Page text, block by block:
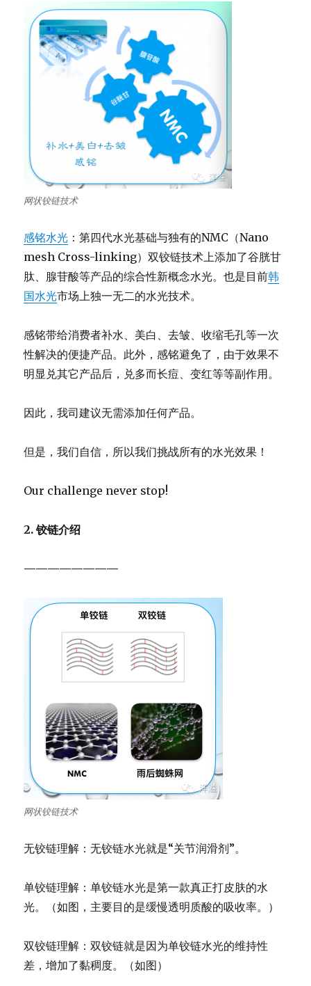
网状铰链技术
感铭水光 ：第四代水光基础与独有的NMC（Nano
mesh Cross-linking）双铰链技术上添加了谷胱甘
肽、腺苷酸等产品的综合性新概念水光。也是目前韩
国水光市场上独一无二的水光技术。
感铭带给消费者补水、美白、去皱、收缩毛孔等一次
性解决的便捷产品。此外，感铭避免了，由于效果不
明显兑其它产品后，兑多而长痘、变红等等副作用。
因此，我司建议无需添加任何产品。
但是，我们自信，所以我们挑战所有的水光效果！
Our challenge never stop!
2. 铰链介绍
————————
网状铰链技术
无铰链理解：无铰链水光就是“关节润滑剂”。
单铰链理解：单铰链水光是第一款真正打皮肤的水
光。（如图，主要目的是缓慢透明质酸的吸收率。）
双铰链理解：双铰链就是因为单铰链水光的维持性
差，增加了黏稠度。（如图）